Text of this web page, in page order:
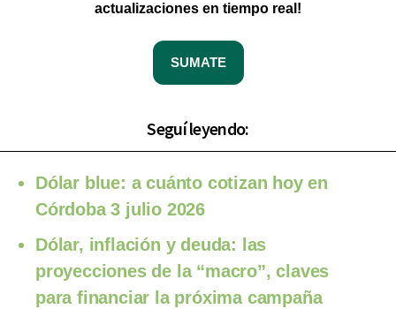
actualizaciones en tiempo real!
SUMATE
Seguí leyendo:
Dólar blue: a cuánto cotizan hoy en
Córdoba 3 julio 2026
Dólar, inflación y deuda: las
proyecciones de la “macro”, claves
para financiar la próxima campaña